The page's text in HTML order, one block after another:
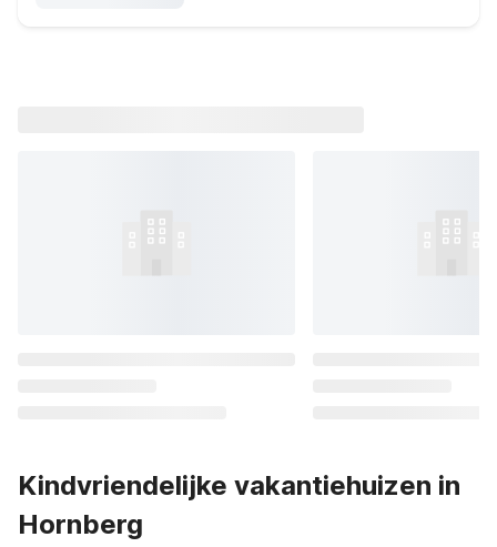
Kindvriendelijke vakantiehuizen in
Hornberg